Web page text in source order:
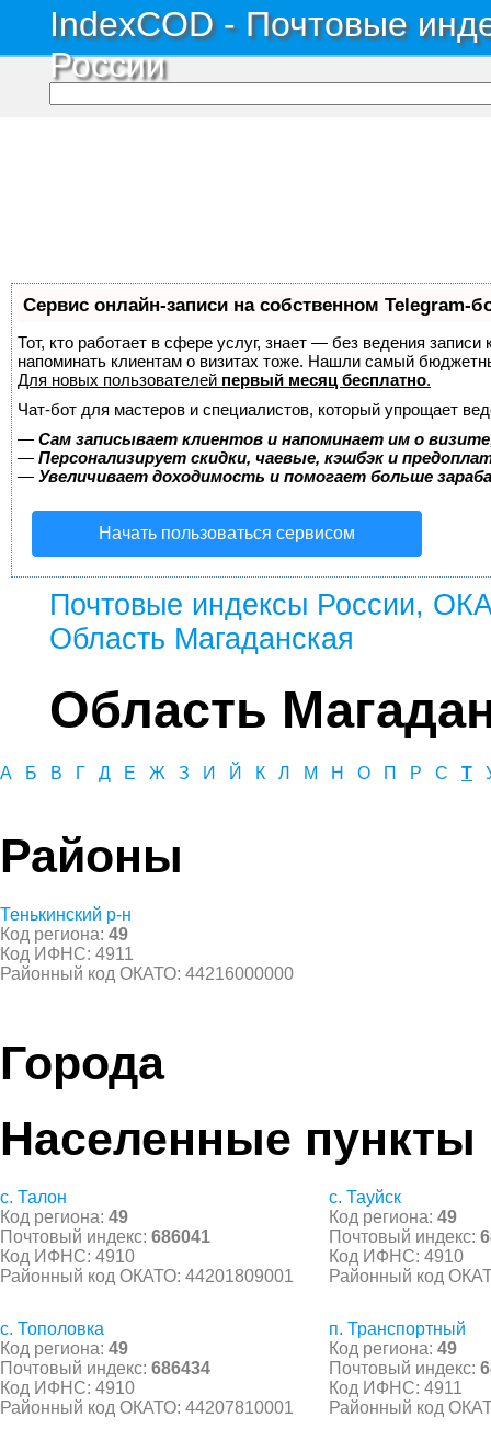
IndexCOD - Почтовые
России
Сервис онлайн-записи на собственном Telegram-
Тот, кто работает в сфере услуг, знает — без ведения
напоминать клиентам о визитах тоже. Нашли самый
Для новых пользователей первый месяц бесплатно.
Чат-бот для мастеров и специалистов, который упрощает
— Сам записывает клиентов и напоминает им о
— Персонализирует скидки, чаевые, кэшбэк и
— Увеличивает доходимость и помогает больше
Начать пользоваться сервисом
Почтовые индексы России,
Область Магаданская
Область
А Б В Г Д Е Ж З И Й К Л М Н О П Р С Т
Районы
Тенькинский р-н
Код региона: 49
Код ИФНС: 4911
Районный код ОКАТО: 44216000000
Города
Населенные пункты
с. Талон
Код региона: 49
Почтовый индекс: 686041
Код ИФНС: 4910
Районный код ОКАТО: 44201809001
с. Тауйск
Код региона: 49
Почтовый индекс:
Код ИФНС: 4910
Районный код
с. Тополовка
Код региона: 49
Почтовый индекс: 686434
Код ИФНС: 4910
Районный код ОКАТО: 44207810001
п. Транспортный
Код региона: 49
Почтовый индекс:
Код ИФНС: 4911
Районный код